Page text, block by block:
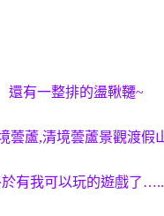
還有一整排的盪鞦韆~
有我可以玩的遊戲了…..